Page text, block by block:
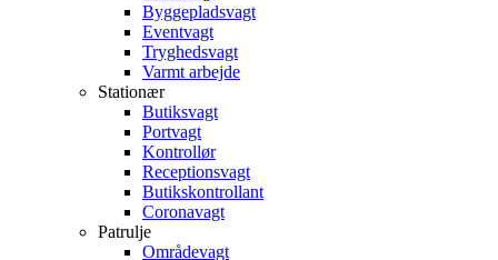
Byggepladsvagt
Eventvagt
Tryghedsvagt
Varmt arbejde
Stationær
Butiksvagt
Portvagt
Kontrollør
Receptionsvagt
Butikskontrollant
Coronavagt
Patrulje
Områdevagt